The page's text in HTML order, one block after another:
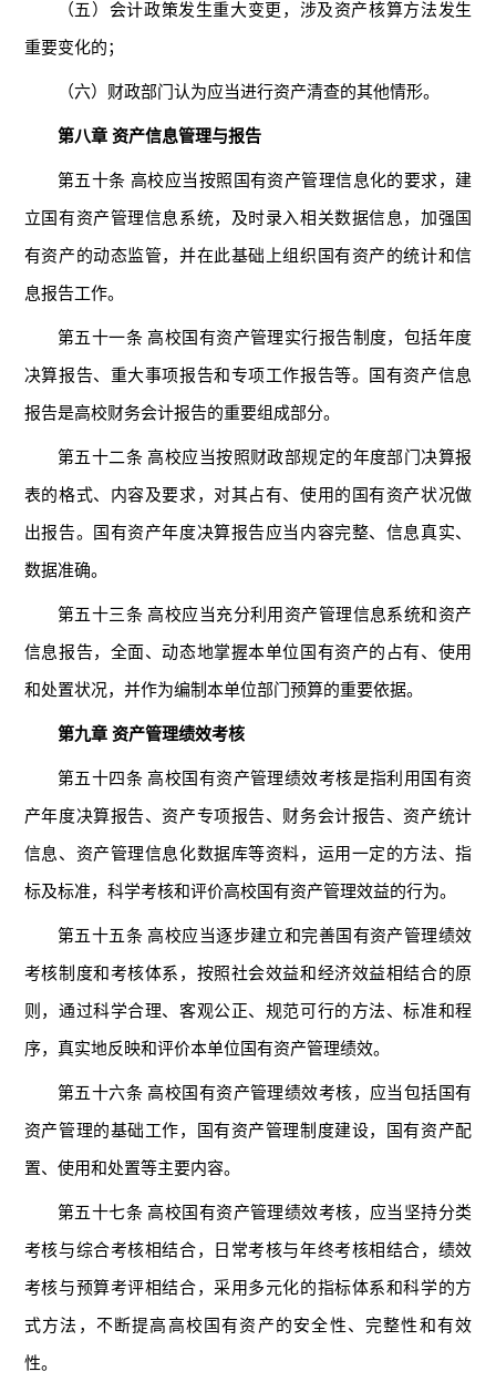
（五）会计政策发生重大变更，涉及资产核算方法发生
重要变化的；
（六）财政部门认为应当进行资产清查的其他情形。
第八章 资产信息管理与报告
第五十条 高校应当按照国有资产管理信息化的要求，建
立国有资产管理信息系统，及时录入相关数据信息，加强国
有资产的动态监管，并在此基础上组织国有资产的统计和信
息报告工作。
第五十一条 高校国有资产管理实行报告制度，包括年度
决算报告、重大事项报告和专项工作报告等。国有资产信息
报告是高校财务会计报告的重要组成部分。
第五十二条 高校应当按照财政部规定的年度部门决算报
表的格式、内容及要求，对其占有、使用的国有资产状况做
出报告。国有资产年度决算报告应当内容完整、信息真实、
数据准确。
第五十三条 高校应当充分利用资产管理信息系统和资产
信息报告，全面、动态地掌握本单位国有资产的占有、使用
和处置状况，并作为编制本单位部门预算的重要依据。
第九章 资产管理绩效考核
第五十四条 高校国有资产管理绩效考核是指利用国有资
产年度决算报告、资产专项报告、财务会计报告、资产统计
信息、资产管理信息化数据库等资料，运用一定的方法、指
标及标准，科学考核和评价高校国有资产管理效益的行为。
第五十五条 高校应当逐步建立和完善国有资产管理绩效
考核制度和考核体系，按照社会效益和经济效益相结合的原
则，通过科学合理、客观公正、规范可行的方法、标准和程
序，真实地反映和评价本单位国有资产管理绩效。
第五十六条 高校国有资产管理绩效考核，应当包括国有
资产管理的基础工作，国有资产管理制度建设，国有资产配
置、使用和处置等主要内容。
第五十七条 高校国有资产管理绩效考核，应当坚持分类
考核与综合考核相结合，日常考核与年终考核相结合，绩效
考核与预算考评相结合，采用多元化的指标体系和科学的方
式方法，不断提高高校国有资产的安全性、完整性和有效
性。